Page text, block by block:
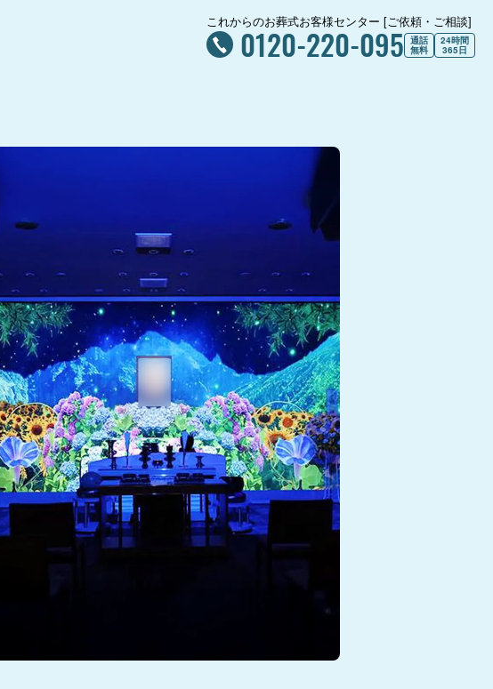
これからのお葬式お客様センター [ご依頼・ご相談]
0120-220-095 通話
無料
24時間
365日